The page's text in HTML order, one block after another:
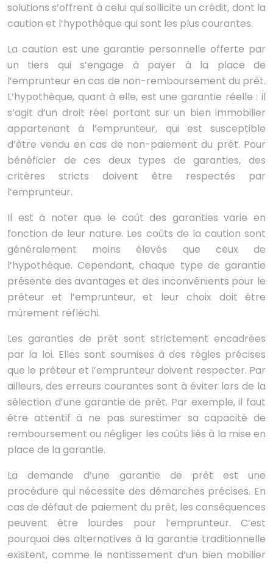
solutions s’offrent à celui qui sollicite un crédit, dont la
caution et l’hypothèque qui sont les plus courantes.
La caution est une garantie personnelle offerte par
un tiers qui s’engage à payer à la place de
l’emprunteur en cas de non-remboursement du prêt.
L’hypothèque, quant à elle, est une garantie réelle : il
s’agit d’un droit réel portant sur un bien immobilier
appartenant à l’emprunteur, qui est susceptible
d’être vendu en cas de non-paiement du prêt. Pour
bénéficier de ces deux types de garanties, des
critères stricts doivent être respectés par
l’emprunteur.
Il est à noter que le coût des garanties varie en
fonction de leur nature. Les coûts de la caution sont
généralement moins élevés que ceux de
l’hypothèque. Cependant, chaque type de garantie
présente des avantages et des inconvénients pour le
prêteur et l’emprunteur, et leur choix doit être
mûrement réfléchi.
Les garanties de prêt sont strictement encadrées
par la loi. Elles sont soumises à des règles précises
que le prêteur et l’emprunteur doivent respecter. Par
ailleurs, des erreurs courantes sont à éviter lors de la
sélection d’une garantie de prêt. Par exemple, il faut
être attentif à ne pas surestimer sa capacité de
remboursement ou négliger les coûts liés à la mise en
place de la garantie.
La demande d’une garantie de prêt est une
procédure qui nécessite des démarches précises. En
cas de défaut de paiement du prêt, les conséquences
peuvent être lourdes pour l’emprunteur. C’est
pourquoi des alternatives à la garantie traditionnelle
existent, comme le nantissement d’un bien mobilier